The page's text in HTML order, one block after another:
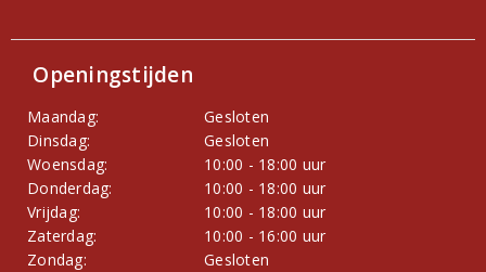
Openingstijden
Maandag:
Gesloten
Dinsdag:
Gesloten
Woensdag:
10:00 - 18:00 uur
Donderdag:
10:00 - 18:00 uur
Vrijdag:
10:00 - 18:00 uur
Zaterdag:
10:00 - 16:00 uur
Zondag:
Gesloten